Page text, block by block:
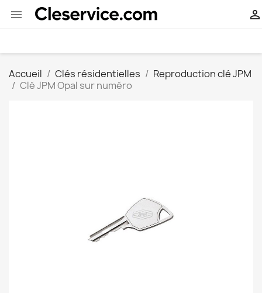
 
Accueil Clés résidentielles
Reproduction clé JPM
Clé JPM Opal sur numéro